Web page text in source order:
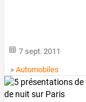
7 sept. 2011
»Automobiles